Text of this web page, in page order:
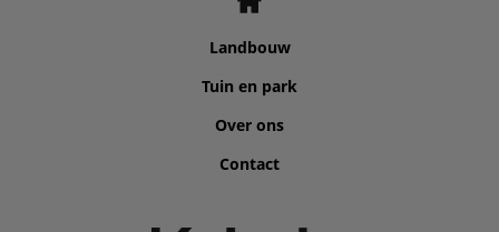
Landbouw
Tuin en park
Over ons
Contact